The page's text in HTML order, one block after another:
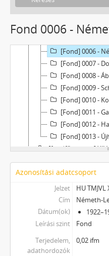
Fond 0006 -
[Fond] 0003 -
[Fond] 0004 -
[Fond] 0006 -
[Fond] 0007 -
[Fond] 0008 -
[Fond] 0009 -
[Fond] 0010 -
[Fond] 0011 -
[Fond] 0012 -
[Fond] 0013 -
[fondfőcsoport] XIV
[fondfőcsoport] XV
[fondfőcsoport] XVII - Néphatalmi
[fondfőcsoport]
[fondfőcsoport] XXIV -
[fondfőcsoport]
[fondfőcsoport] XXXIII -
Azonosítási adatcsoport
Jelzet
HU TMJVL
Cím
Németh-
Dátum(ok)
Leírási szint
Fond
Terjedelem,
adathordozók
0,02 ifm